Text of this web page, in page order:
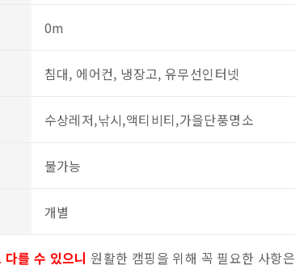
0m
침대, 에어컨, 냉장고, 유무선인터넷
수상레저,낚시,액티비티,가을단풍명소
불가능
개별
를 수 있으니 원활한 캠핑을 위해 꼭 필요한 사항은